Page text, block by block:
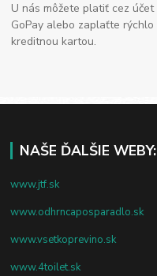
U nás môžete platiť cez účet
GoPay alebo zaplaťte rýchlo
kreditnou kartou.
NAŠE ĎALŠIE WEBY:
www.jtf.sk
www.odhrncaposparadlo.sk
www.vsetkoprevino.sk
www.4toilet.sk